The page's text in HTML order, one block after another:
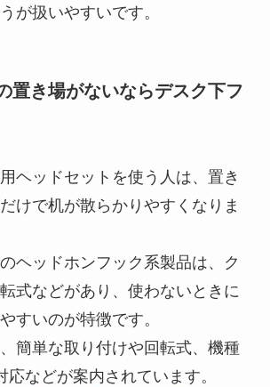
が扱いやすいです。
置き場がないならデスク下フ
ヘッドセットを使う人は、置き
けで机が散らかりやすくなりま
ヘッドホンフック系製品は、ク
式などがあり、使わないときに
すいのが特徴です。
簡単な取り付けや回転式、機種
応などが案内されています。